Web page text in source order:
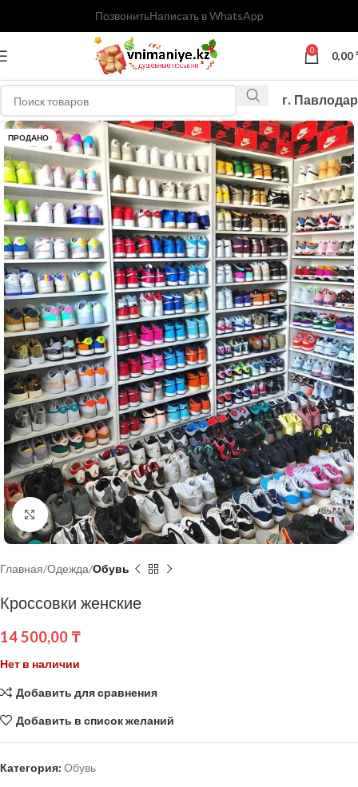
ПозвонитьНаписать в WhatsApp
0 0,00
г. Павлодар
ПРОДАНО
Нажмите, чтобы увеличить
Главная Одежда Обувь
Кроссовки женские
14 500,00 ₸
Нет в наличии
Добавить для сравнения
Добавить в список желаний
Категория: Обувь